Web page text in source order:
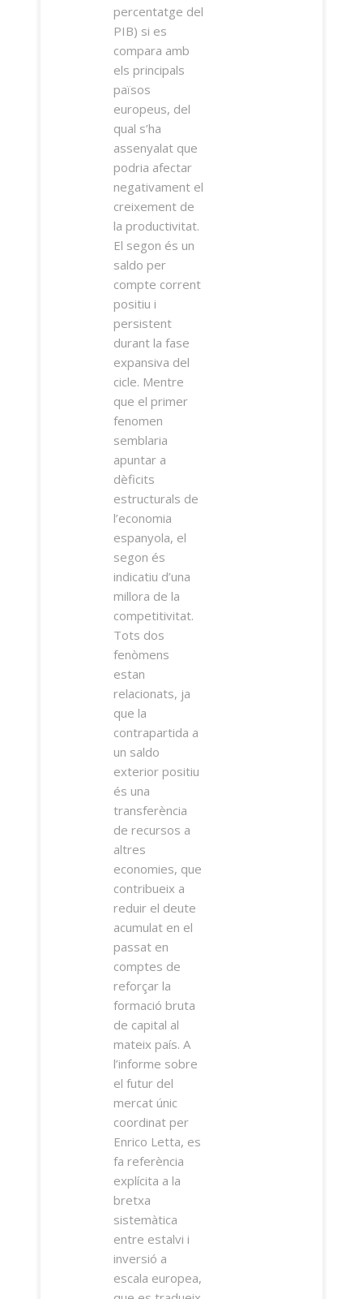
percentatge del
PIB) si es
compara amb
els principals
països
europeus, del
qual s’ha
assenyalat que
podria afectar
negativament el
creixement de
la productivitat.
El segon és un
saldo per
compte corrent
positiu i
persistent
durant la fase
expansiva del
cicle. Mentre
que el primer
fenomen
semblaria
apuntar a
dèficits
estructurals de
l’economia
espanyola, el
segon és
indicatiu d’una
millora de la
competitivitat.
Tots dos
fenòmens
estan
relacionats, ja
que la
contrapartida a
un saldo
exterior positiu
és una
transferència
de recursos a
altres
economies, que
contribueix a
reduir el deute
acumulat en el
passat en
comptes de
reforçar la
formació bruta
de capital al
mateix país. A
l’informe sobre
el futur del
mercat únic
coordinat per
Enrico Letta, es
fa referència
explícita a la
bretxa
sistemàtica
entre estalvi i
inversió a
escala europea,